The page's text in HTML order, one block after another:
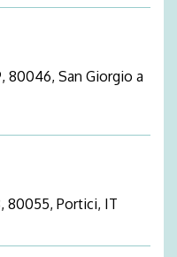
80046, San Giorgio a
80055, Portici, IT